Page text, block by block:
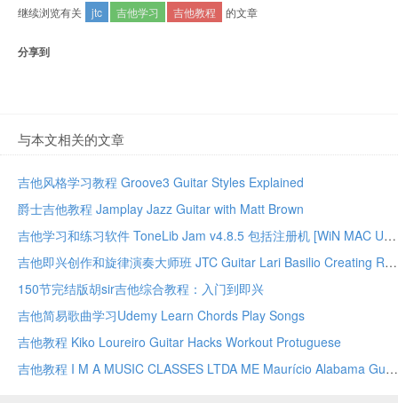
继续浏览有关 jtc 吉他学习 吉他教程 的文章
分享到
与本文相关的文章
吉他风格学习教程 Groove3 Guitar Styles Explained
爵士吉他教程 Jamplay Jazz Guitar with Matt Brown
吉他学习和练习软件 ToneLib Jam v4.8.5 包括注册机 [WiN MAC UBUNTU]-R2R
吉他即兴创作和旋律演奏大师班 JTC Guitar Lari Basilio Creating Riffs And Melodies Masterclass
150节完结版胡sir吉他综合教程：入门到即兴
吉他简易歌曲学习Udemy Learn Chords Play Songs
吉他教程 Kiko Loureiro Guitar Hacks Workout Protuguese
吉他教程 I M A MUSIC CLASSES LTDA ME Maurício Alabama Guitarra Em 45 Dias Protuguese